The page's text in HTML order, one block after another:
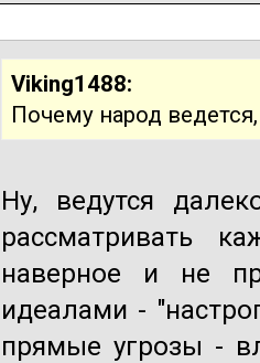
Viking1488:
Почему народ
Ну, ведутся
рассматривать
наверное и не
идеалами -
прямые угрозы -